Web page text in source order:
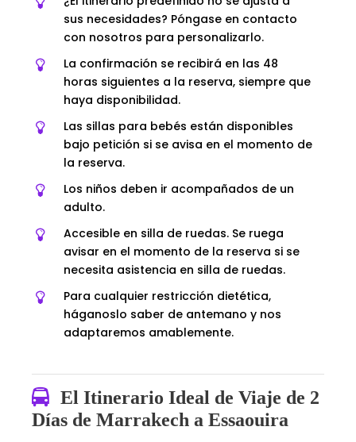
sus necesidades? Póngase en contacto
con nosotros para personalizarlo.
La confirmación se recibirá en las 48
horas siguientes a la reserva, siempre que
haya disponibilidad.
Las sillas para bebés están disponibles
bajo petición si se avisa en el momento de
la reserva.
Los niños deben ir acompañados de un
adulto.
Accesible en silla de ruedas. Se ruega
avisar en el momento de la reserva si se
necesita asistencia en silla de ruedas.
Para cualquier restricción dietética,
háganoslo saber de antemano y nos
adaptaremos amablemente.
El Itinerario Ideal de Viaje de 2
Días de Marrakech a Essaouira